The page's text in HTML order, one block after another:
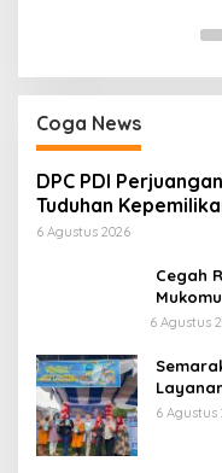
Coga News
DPC PDI
Tuduhan
Penyerobotan Lahan
6 Agustus 2026
Cegah
6 Agustus
Mobile
6 Agustus